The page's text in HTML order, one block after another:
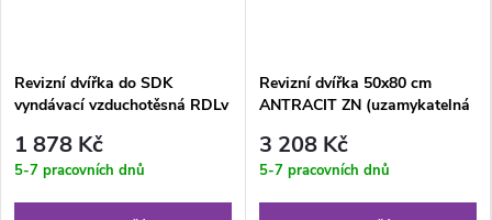
Revizní dvířka do SDK
vyndávací vzduchotěsná RDLv
1 878 Kč
5-7 pracovních dnů
Revizní dvířka 50x80 cm
ANTRACIT ZN (uzamykatelná
3 208 Kč
5-7 pracovních dnů